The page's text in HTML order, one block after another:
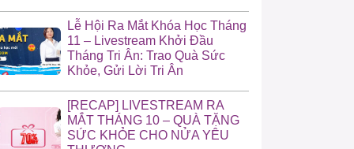
Lễ Hội Ra Mắt Khóa Học Tháng
11 – Livestream Khởi Đầu
Tháng Tri Ân: Trao Quà Sức
Khỏe, Gửi Lời Tri Ân
[RECAP] LIVESTREAM RA
MẮT THÁNG 10 – QUÀ TẶNG
SỨC KHỎE CHO NỬA YÊU